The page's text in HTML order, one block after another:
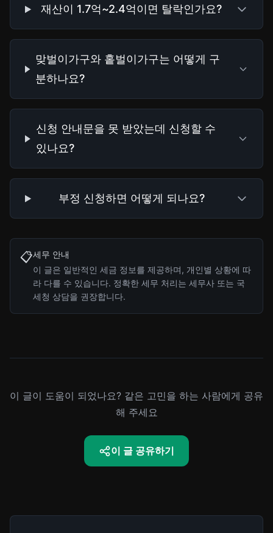
재산이 1.7억~2.4억이면 탈락인가요?
맞벌이가구와 홑벌이가구는 어떻게 구
분하나요?
신청 안내문을 못 받았는데 신청할 수
있나요?
부정 신청하면 어떻게 되나요?
📋세무 안내
이 글은 일반적인 세금 정보를 제공하며, 개인별 상황에 따
라 다를 수 있습니다. 정확한 세무 처리는 세무사 또는 국
세청 상담을 권장합니다.
이 글이 도움이 되었나요? 같은 고민을 하는 사람에게 공유
해 주세요
이 글 공유하기